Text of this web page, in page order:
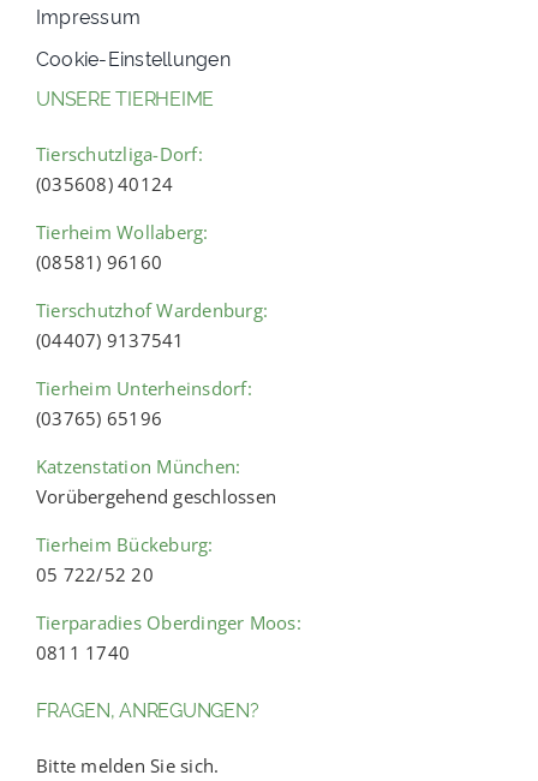
Impressum
Cookie-Einstellungen
UNSERE TIERHEIME
Tierschutzliga-Dorf:
(035608) 40124
Tierheim Wollaberg:
(08581) 96160
Tierschutzhof Wardenburg:
(04407) 9137541
Tierheim Unterheinsdorf:
(03765) 65196
Katzenstation München:
Vorübergehend geschlossen
Tierheim Bückeburg:
05 722/52 20
Tierparadies Oberdinger Moos:
0811 1740
FRAGEN, ANREGUNGEN?
Bitte melden Sie sich.